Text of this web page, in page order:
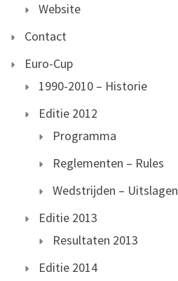
Website
Contact
Euro-Cup
1990-2010 – Historie
Editie 2012
Programma
Reglementen – Rules
Wedstrijden – Uitslagen
Editie 2013
Resultaten 2013
Editie 2014